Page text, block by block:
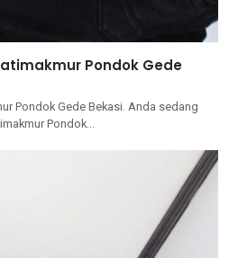
Pondok Gede
Pondok Gede Bekasi. Anda ѕеdаng
Pondok…